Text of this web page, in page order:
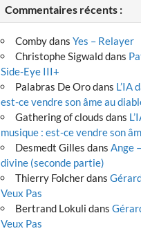
Commentaires récents :
CombydansYes – Relayer
Christophe Sigwalddans
Side-Eye III+
Palabras De Orodans L’IA
est-ce vendre son âme au
Gathering of clouds dans
musique : est-ce vendre son
Desmedt Gilles dansAnge
divine (seconde partie)
Thierry Folcherdans
Veux Pas
Bertrand Lokuli dans
Veux Pas